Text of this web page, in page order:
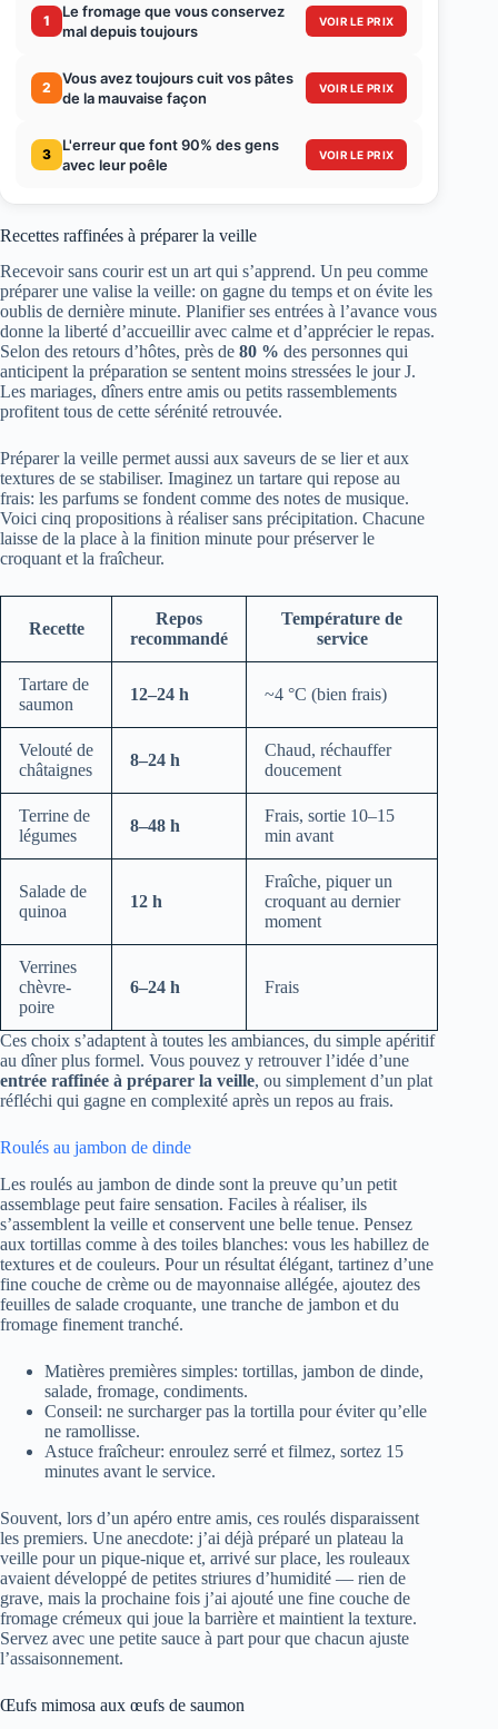
1
Le fromage que vous conservez
mal depuis toujours
VOIR LE PRIX
2
Vous avez toujours cuit vos pâtes
de la mauvaise façon
VOIR LE PRIX
3
L'erreur que font 90% des gens
avec leur poêle
VOIR LE PRIX
Recettes raffinées à préparer la veille
Recevoir sans courir est un art qui s’apprend. Un peu comme
préparer une valise la veille: on gagne du temps et on évite les
oublis de dernière minute. Planifier ses entrées à l’avance vous
donne la liberté d’accueillir avec calme et d’apprécier le repas.
Selon des retours d’hôtes, près de 80 % des personnes qui
anticipent la préparation se sentent moins stressées le jour J.
Les mariages, dîners entre amis ou petits rassemblements
profitent tous de cette sérénité retrouvée.
Préparer la veille permet aussi aux saveurs de se lier et aux
textures de se stabiliser. Imaginez un tartare qui repose au
frais: les parfums se fondent comme des notes de musique.
Voici cinq propositions à réaliser sans précipitation. Chacune
laisse de la place à la finition minute pour préserver le
croquant et la fraîcheur.
Recette
Repos
recommandé
Température de
service
Tartare de
saumon
12–24 h ~4 °C (bien frais)
Velouté de
châtaignes
8–24 h
Chaud, réchauffer
doucement
Terrine de
légumes
8–48 h
Frais, sortie 10–15
min avant
Salade de
quinoa
12 h
Fraîche, piquer un
croquant au dernier
moment
Verrines
chèvre-
poire
6–24 h Frais
Ces choix s’adaptent à toutes les ambiances, du simple apéritif
au dîner plus formel. Vous pouvez y retrouver l’idée d’une
entrée raffinée à préparer la veille, ou simplement d’un plat
réfléchi qui gagne en complexité après un repos au frais.
Roulés au jambon de dinde
Les roulés au jambon de dinde sont la preuve qu’un petit
assemblage peut faire sensation. Faciles à réaliser, ils
s’assemblent la veille et conservent une belle tenue. Pensez
aux tortillas comme à des toiles blanches: vous les habillez de
textures et de couleurs. Pour un résultat élégant, tartinez d’une
fine couche de crème ou de mayonnaise allégée, ajoutez des
feuilles de salade croquante, une tranche de jambon et du
fromage finement tranché.
Matières premières simples: tortillas, jambon de dinde,
salade, fromage, condiments.
Conseil: ne surcharger pas la tortilla pour éviter qu’elle
ne ramollisse.
Astuce fraîcheur: enroulez serré et filmez, sortez 15
minutes avant le service.
Souvent, lors d’un apéro entre amis, ces roulés disparaissent
les premiers. Une anecdote: j’ai déjà préparé un plateau la
veille pour un pique-nique et, arrivé sur place, les rouleaux
avaient développé de petites striures d’humidité — rien de
grave, mais la prochaine fois j’ai ajouté une fine couche de
fromage crémeux qui joue la barrière et maintient la texture.
Servez avec une petite sauce à part pour que chacun ajuste
l’assaisonnement.
Œufs mimosa aux œufs de saumon